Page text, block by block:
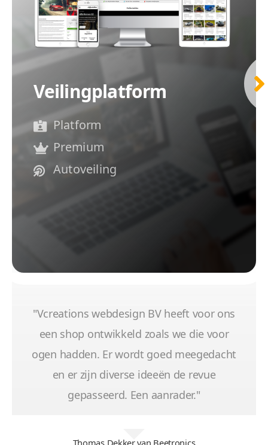
Veilingplatform
Platform
Premium
Autoveiling
"Vcreations webdesign BV heeft voor ons
een shop ontwikkeld zoals we die voor
ogen hadden. Er wordt goed meegedacht
en er zijn diverse ideeën de revue
gepasseerd. Een aanrader."
Thomas Dekker van Beetronics